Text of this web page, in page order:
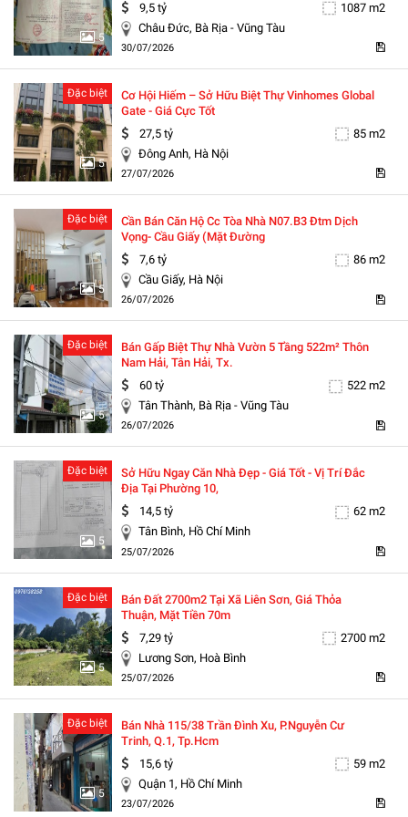
5
9,5 tỷ
1087 m2
Châu Đức, Bà Rịa - Vũng Tàu
30/07/2026
5
Đặc biệt
Cơ Hội Hiếm – Sở Hữu Biệt Thự Vinhomes Global
Gate - Giá Cực Tốt
27,5 tỷ
85 m2
Đông Anh, Hà Nội
27/07/2026
5
Đặc biệt
Cần Bán Căn Hộ Cc Tòa Nhà N07.b3 Đtm Dịch
Vọng- Cầu Giấy (mặt Đường
7,6 tỷ
86 m2
Cầu Giấy, Hà Nội
26/07/2026
5
Đặc biệt
Bán Gấp Biệt Thự Nhà Vườn 5 Tầng 522m² Thôn
Nam Hải, Tân Hải, Tx.
60 tỷ
522 m2
Tân Thành, Bà Rịa - Vũng Tàu
26/07/2026
5
Đặc biệt
Sở Hữu Ngay Căn Nhà Đẹp - Giá Tốt - Vị Trí Đắc
Địa Tại Phường 10,
14,5 tỷ
62 m2
Tân Bình, Hồ Chí Minh
25/07/2026
5
Đặc biệt
Bán Đất 2700m2 Tại Xã Liên Sơn, Giá Thỏa
Thuận, Mặt Tiền 70m
7,29 tỷ
2700 m2
Lương Sơn, Hoà Bình
25/07/2026
5
Đặc biệt
Bán Nhà 115/38 Trần Đình Xu, P.nguyễn Cư
Trinh, Q.1, Tp.hcm
15,6 tỷ
59 m2
Quận 1, Hồ Chí Minh
23/07/2026